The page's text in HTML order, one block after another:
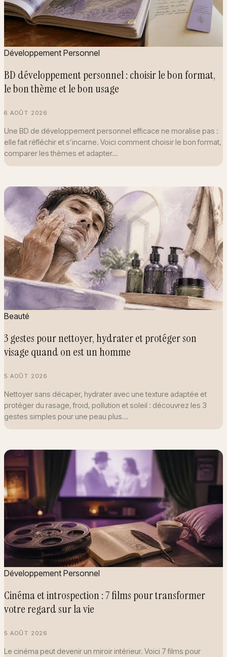
Développement Personnel
BD développement personnel : choisir le bon format,
le bon thème et le bon usage
6 AOÛT 2026
Une BD de développement personnel efficace ne moralise pas :
elle fait réfléchir et s’incarne. Voici comment choisir le bon format,
comparer les thèmes et adapter…
Beauté
3 gestes pour nettoyer, hydrater et protéger son
visage quand on est un homme
5 AOÛT 2026
Nettoyer sans décaper, hydrater avec une texture adaptée et
protéger du rasage, froid, pollution et soleil : découvrez les 3
gestes simples pour une peau plus…
Développement Personnel
Cinéma et introspection : 7 films pour transformer
votre regard sur la vie
5 AOÛT 2026
Le cinéma peut devenir un miroir intérieur. Voici 7 films pour